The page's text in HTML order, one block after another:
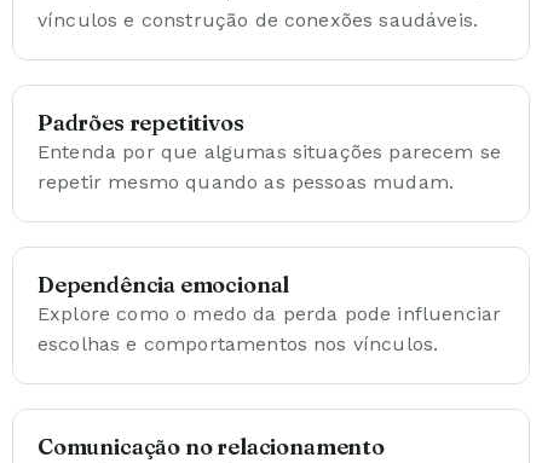
vínculos e construção de conexões saudáveis.
Padrões repetitivos
Entenda por que algumas situações parecem se
repetir mesmo quando as pessoas mudam.
Dependência emocional
Explore como o medo da perda pode influenciar
escolhas e comportamentos nos vínculos.
Comunicação no relacionamento